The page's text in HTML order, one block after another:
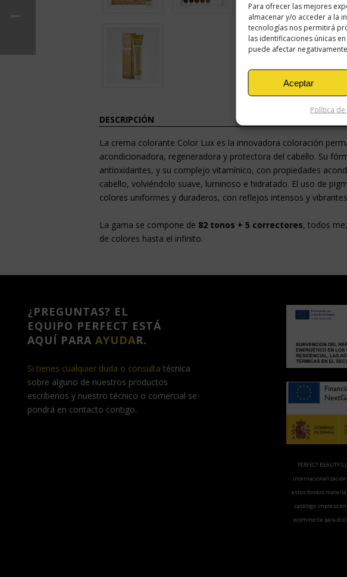
Para ofrecer las mejores
almacenar y/o acceder a la
tecnologías nos permitirá
las identificaciones únicas
puede afectar
Aceptar
Política
DESCRIPCIÓN
La crema colorante Color Lux es la innovadora coloración
acondicionadora, regeneradora y protectora del cabello. Su
antioxidantes, y su complejo vitamínico, con propiedades
cabello, volviéndolo suave, luminoso e hidratado. El uso de
colores uniformes y duraderos, con reflejos intensos y
La gama se compone de 82 tonos + 5 correctores, todos
de colores hasta el infinito.
¿PREGUNTAS? EL
EQUIPO PERFECT ESTÁ
AQUÍ PARAAYUDAR.
Si tienes cualquier duda o consulta técnica
sobre alguno de nuestros productos
escríbenos y nuestro técnico o comercial se
pondrá en contacto contigo.
PERFECT
internacionalización
estos fondos
catálogo impreso
ecommerce para